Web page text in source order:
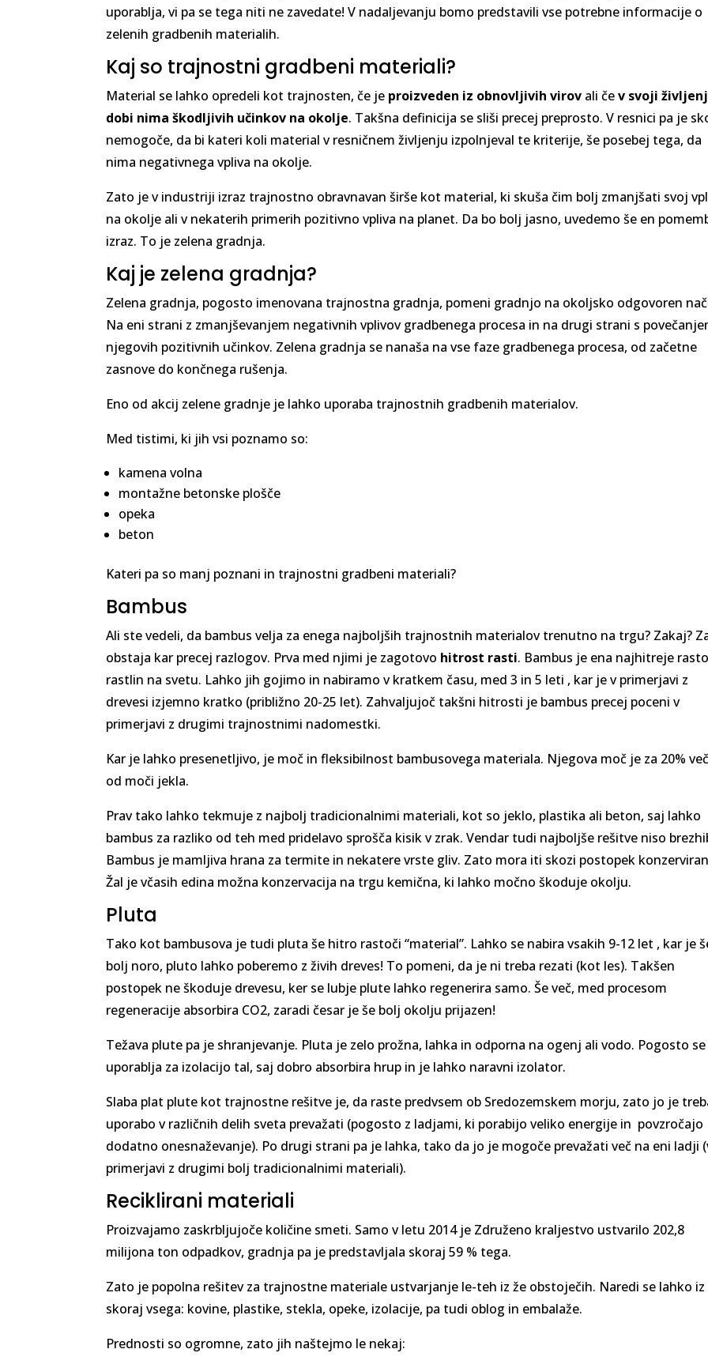
uporablja, vi pa se tega niti ne zavedate! V nadaljevanju bomo predstavili vse potrebne informacije o
zelenih gradbenih materialih.
Kaj so trajnostni gradbeni materiali?
Material se lahko opredeli kot trajnosten, če je proizveden iz obnovljivih virov ali čev svoji
dobi nima škodljivih učinkov na okolje. Takšna definicija se sliši precej preprosto. V resnici pa je
nemogoče, da bi kateri koli material v resničnem življenju izpolnjeval te kriterije, še posebej tega, da
nima negativnega vpliva na okolje.
Zato je v industriji izraz trajnostno obravnavan širše kot material, ki skuša čim bolj zmanjšati svoj
na okolje ali v nekaterih primerih pozitivno vpliva na planet. Da bo bolj jasno, uvedemo še en
izraz. To je zelena gradnja.
Kaj je zelena gradnja?
Zelena gradnja, pogosto imenovana trajnostna gradnja, pomeni gradnjo na okoljsko odgovoren
Na eni strani z zmanjševanjem negativnih vplivov gradbenega procesa in na drugi strani s
njegovih pozitivnih učinkov. Zelena gradnja se nanaša na vse faze gradbenega procesa, od začetne
zasnove do končnega rušenja.
Eno od akcij zelene gradnje je lahko uporaba trajnostnih gradbenih materialov.
Med tistimi, ki jih vsi poznamo so:
kamena volna
montažne betonske plošče
opeka
beton
Kateri pa so manj poznani in trajnostni gradbeni materiali?
Bambus
Ali ste vedeli, da bambus velja za enega najboljših trajnostnih materialov trenutno na trgu? Zakaj?
obstaja kar precej razlogov. Prva med njimi je zagotovo hitrost rasti. Bambus je ena najhitreje
rastlin na svetu. Lahko jih gojimo in nabiramo v kratkem času, med 3 in 5 leti , kar je v primerjavi z
drevesi izjemno kratko (približno 20-25 let). Zahvaljujoč takšni hitrosti je bambus precej poceni v
primerjavi z drugimi trajnostnimi nadomestki.
Kar je lahko presenetljivo, je moč in fleksibilnost bambusovega materiala. Njegova moč je za 20%
od moči jekla.
Prav tako lahko tekmuje z najbolj tradicionalnimi materiali, kot so jeklo, plastika ali beton, saj lahko
bambus za razliko od teh med pridelavo sprošča kisik v zrak. Vendar tudi najboljše rešitve niso
Bambus je mamljiva hrana za termite in nekatere vrste gliv. Zato mora iti skozi postopek
Žal je včasih edina možna konzervacija na trgu kemična, ki lahko močno škoduje okolju.
Pluta
Tako kot bambusova je tudi pluta še hitro rastoči “material”. Lahko se nabira vsakih 9-12 let , kar je
bolj noro, pluto lahko poberemo z živih dreves! To pomeni, da je ni treba rezati (kot les). Takšen
postopek ne škoduje drevesu, ker se lubje plute lahko regenerira samo. Še več, med procesom
regeneracije absorbira CO2, zaradi česar je še bolj okolju prijazen!
Težava plute pa je shranjevanje. Pluta je zelo prožna, lahka in odporna na ogenj ali vodo. Pogosto se
uporablja za izolacijo tal, saj dobro absorbira hrup in je lahko naravni izolator.
Slaba plat plute kot trajnostne rešitve je, da raste predvsem ob Sredozemskem morju, zato jo je
uporabo v različnih delih sveta prevažati (pogosto z ladjami, ki porabijo veliko energije in povzročajo
dodatno onesnaževanje). Po drugi strani pa je lahka, tako da jo je mogoče prevažati več na eni ladji
primerjavi z drugimi bolj tradicionalnimi materiali).
Reciklirani materiali
Proizvajamo zaskrbljujoče količine smeti. Samo v letu 2014 je Združeno kraljestvo ustvarilo 202,8
milijona ton odpadkov, gradnja pa je predstavljala skoraj 59 % tega.
Zato je popolna rešitev za trajnostne materiale ustvarjanje le-teh iz že obstoječih. Naredi se lahko iz
skoraj vsega: kovine, plastike, stekla, opeke, izolacije, pa tudi oblog in embalaže.
Prednosti so ogromne, zato jih naštejmo le nekaj: